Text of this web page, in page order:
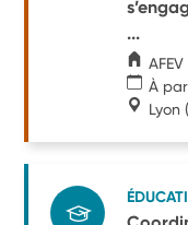
...
À
Lyon